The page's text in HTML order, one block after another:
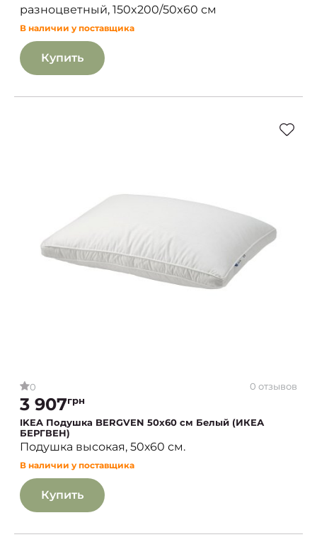
разноцветный, 150x200/50x60 см
В наличии у поставщика
Купить
0 0 отзывов
3 907грн
IKEA Подушка BERGVEN 50х60 см Белый (ИКЕА
БЕРГВЕН)
Подушка высокая, 50х60 см.
В наличии у поставщика
Купить